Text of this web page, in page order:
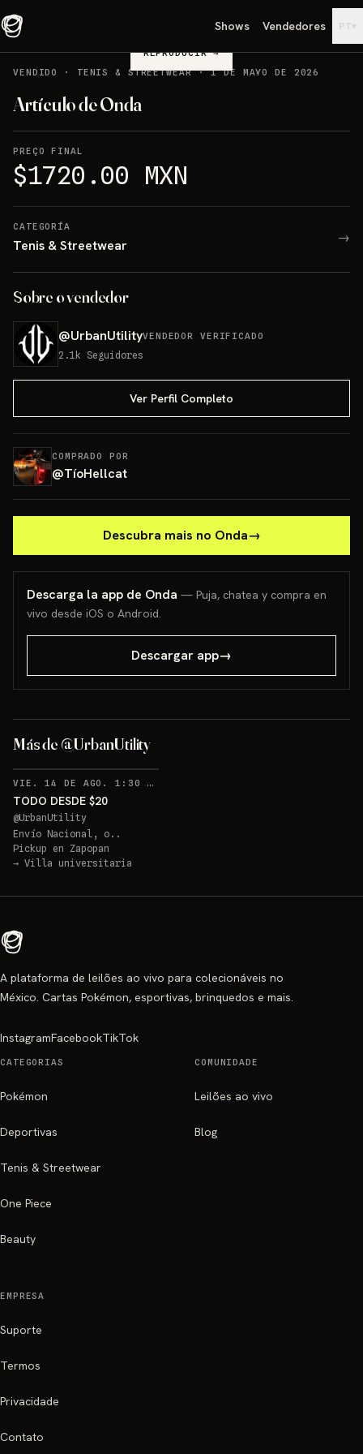
Shows Vendedores PT▾
REPRODUCIR→
VENDIDO
· TENIS & STREETWEAR·1 DE MAYO DE 2026
Artículo de Onda
PREÇO FINAL
$1720.00 MXN
CATEGORÍA
Tenis & Streetwear →
Sobre o vendedor
@UrbanUtilityVENDEDOR VERIFICADO
2.1k Seguidores
Ver Perfil Completo
COMPRADO POR
@TíoHellcat
Descubra mais no Onda→
Descarga la app de Onda — Puja, chatea y compra en
vivo desde iOS o Android.
Descargar app→
Más de @UrbanUtility
VIE. 14 DE AGO. 1:30 AM
TODO DESDE $20
@UrbanUtility
Envío Nacional, o..
Pickup en Zapopan
→ Villa universitaria
A plataforma de leilões ao vivo para colecionáveis no
México. Cartas Pokémon, esportivas, brinquedos e mais.
InstagramFacebookTikTok
CATEGORIAS
Pokémon
Deportivas
Tenis & Streetwear
One Piece
Beauty
COMUNIDADE
Leilões ao vivo
Blog
EMPRESA
Suporte
Termos
Privacidade
Contato